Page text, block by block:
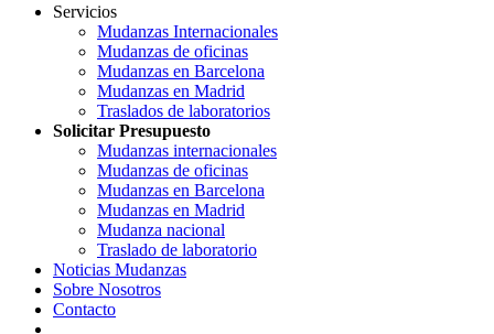
Servicios
Mudanzas Internacionales
Mudanzas de oficinas
Mudanzas en Barcelona
Mudanzas en Madrid
Traslados de laboratorios
Solicitar Presupuesto
Mudanzas internacionales
Mudanzas de oficinas
Mudanzas en Barcelona
Mudanzas en Madrid
Mudanza nacional
Traslado de laboratorio
Noticias Mudanzas
Sobre Nosotros
Contacto